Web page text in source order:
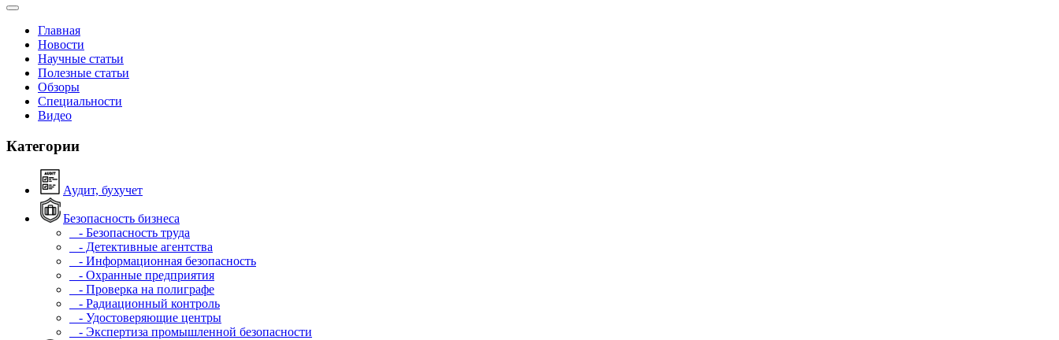
Главная
Новости
Научные статьи
Полезные статьи
Обзоры
Специальности
Видео
Категории
Аудит, бухучет
Безопасность бизнеса
- Безопасность труда
- Детективные агентства
- Информационная безопасность
- Охранные предприятия
- Проверка на полиграфе
- Радиационный контроль
- Удостоверяющие центры
- Экспертиза промышленной безопасности